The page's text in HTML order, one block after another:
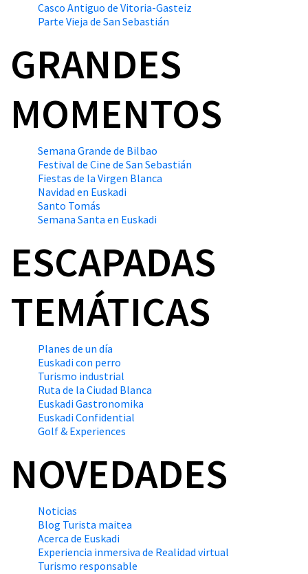
Casco Antiguo de Vitoria-Gasteiz
Parte Vieja de San Sebastián
GRANDES
MOMENTOS
Semana Grande de Bilbao
Festival de Cine de San Sebastián
Fiestas de la Virgen Blanca
Navidad en Euskadi
Santo Tomás
Semana Santa en Euskadi
ESCAPADAS
TEMÁTICAS
Planes de un día
Euskadi con perro
Turismo industrial
Ruta de la Ciudad Blanca
Euskadi Gastronomika
Euskadi Confidential
Golf & Experiences
NOVEDADES
Noticias
Blog Turista maitea
Acerca de Euskadi
Experiencia inmersiva de Realidad virtual
Turismo responsable